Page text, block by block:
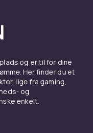
og er til for dine
Her finder du et
lige fra gaming,
og
enkelt.